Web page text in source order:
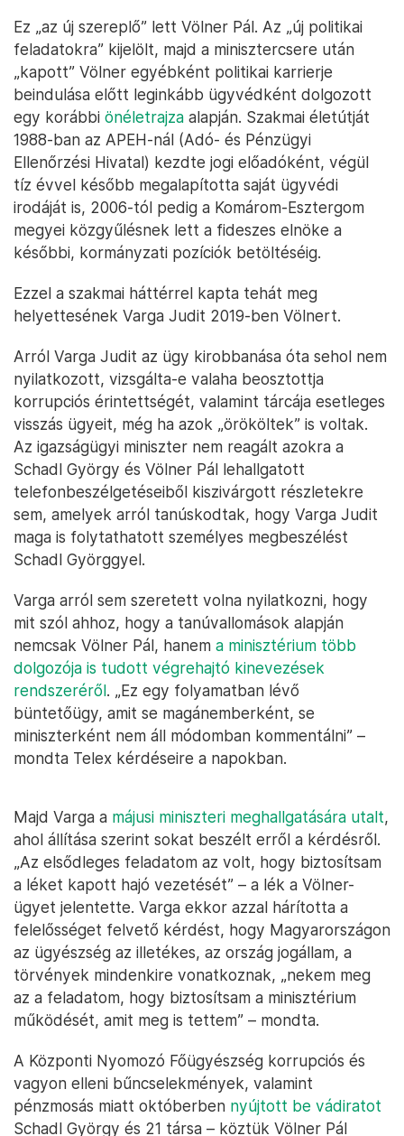
Ez „az új szereplő” lett Völner Pál. Az „új politikai
feladatokra” kijelölt, majd a minisztercsere után
„kapott” Völner egyébként politikai karrierje
beindulása előtt leginkább ügyvédként dolgozott
egy korábbi önéletrajza alapján. Szakmai életútját
1988-ban az APEH-nál (Adó- és Pénzügyi
Ellenőrzési Hivatal) kezdte jogi előadóként, végül
tíz évvel később megalapította saját ügyvédi
irodáját is, 2006-tól pedig a Komárom-Esztergom
megyei közgyűlésnek lett a fideszes elnöke a
későbbi, kormányzati pozíciók betöltéséig.
Ezzel a szakmai háttérrel kapta tehát meg
helyettesének Varga Judit 2019-ben Völnert.
Arról Varga Judit az ügy kirobbanása óta sehol nem
nyilatkozott, vizsgálta-e valaha beosztottja
korrupciós érintettségét, valamint tárcája esetleges
visszás ügyeit, még ha azok „örököltek” is voltak.
Az igazságügyi miniszter nem reagált azokra a
Schadl György és Völner Pál lehallgatott
telefonbeszélgetéseiből kiszivárgott részletekre
sem, amelyek arról tanúskodtak, hogy Varga Judit
maga is folytathatott személyes megbeszélést
Schadl Györggyel.
Varga arról sem szeretett volna nyilatkozni, hogy
mit szól ahhoz, hogy a tanúvallomások alapján
nemcsak Völner Pál, hanem a minisztérium több
dolgozója is tudott végrehajtó kinevezések
rendszeréről. „Ez egy folyamatban lévő
büntetőügy, amit se magánemberként, se
miniszterként nem áll módomban kommentálni” –
mondta Telex kérdéseire a napokban.
Majd Varga a májusi miniszteri meghallgatására utalt,
ahol állítása szerint sokat beszélt erről a kérdésről.
„Az elsődleges feladatom az volt, hogy biztosítsam
a léket kapott hajó vezetését” – a lék a Völner-
ügyet jelentette. Varga ekkor azzal hárította a
felelősséget felvető kérdést, hogy Magyarországon
az ügyészség az illetékes, az ország jogállam, a
törvények mindenkire vonatkoznak, „nekem meg
az a feladatom, hogy biztosítsam a minisztérium
működését, amit meg is tettem” – mondta.
A Központi Nyomozó Főügyészség korrupciós és
vagyon elleni bűncselekmények, valamint
pénzmosás miatt októberben nyújtott be vádiratot
Schadl György és 21 társa – köztük Völner Pál